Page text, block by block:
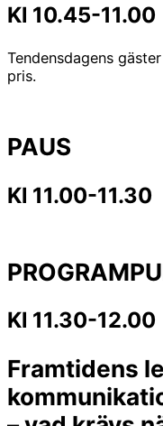
Kl 10.45-11.00
Tendensdagens
pris.
PAUS
Kl 11.00-11.30
Kl 11.30-12.00
Framtidens